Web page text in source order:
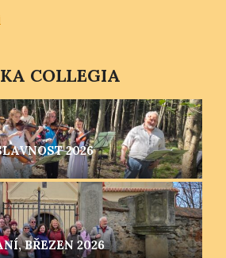
COLLEGIA
2026
BŘEZEN 2026